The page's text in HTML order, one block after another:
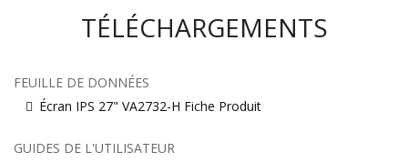
TÉLÉCHARGEMENTS
FEUILLE DE DONNÉES
Écran IPS 27" VA2732-H Fiche Produit
GUIDES DE L'UTILISATEUR